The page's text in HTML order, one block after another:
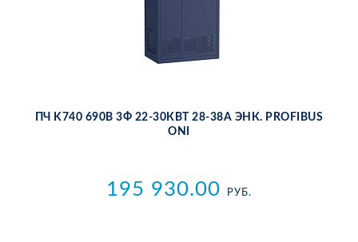
ПЧ K740 690В 3Ф 22-30КВТ 28-38А ЭНК. PROFIBUS
ONI
195 930.00 РУБ.